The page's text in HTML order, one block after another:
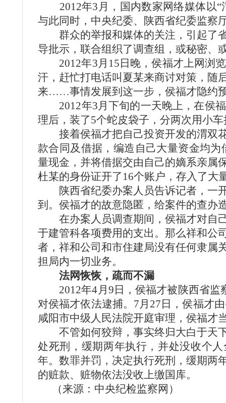
2012年3月，国内数家网络媒体以“
与此同时，中央纪委、陕西省纪委监察
群众的举报和媒体的关注，引起了省
导批示，联合组织了调查组，或秘密、
2012年3月15日晚，侯福才上网浏览
汗，赶忙打电话叫夏某来商讨对策，随
来……事情发展到这一步，侯福才隐约
2012年3月下旬的一天晚上，在侯福
理后，装了5个蛇皮袋子，分两次用小
接着侯福才把自己投资开发的渭双花
款合同及借据，编造自己大量资金均
量现金，并将借据交由自己的嫡系亲属
杜某的身份证开了16个账户，存入了大
陕西省纪委办案人员告诉记者，一开
到。侯福才的故意隐匿，给案件的查办
在办案人员调查期间，侯福才对自己
于建管科各项费用的支出。那么祥和公
者，祥和公司和市住建局没有任何隶属
担局内一切业务。
法网恢恢，疏而不漏
2012年4月9日，侯福才被陕西省监
对侯福才依法逮捕。7月27日，侯福才
咸阳市中级人民法院开庭审理，侯福才
不管如何狡辩，事实终归大白于天下
处死刑，缓期两年执行，并处没收个
年。数罪并罚，决定执行死刑，缓期两
的赃款、赃物依法没收上缴国库。
（来源：中央纪检监察网）